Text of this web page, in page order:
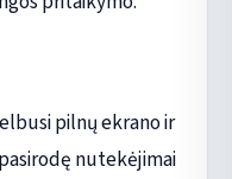
pilnų ekrano ir
nutekėjimai